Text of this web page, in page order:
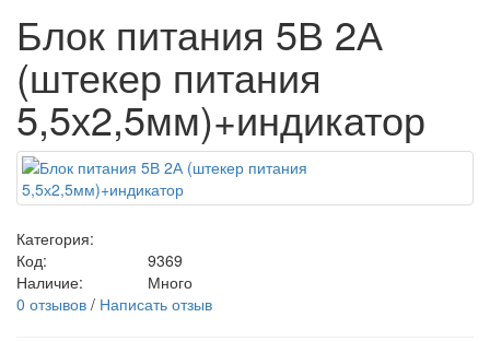
Блок питания 5В 2А
(штекер питания
5,5х2,5мм)+индикатор
Категория:
Код:
9369
Наличие:
Много
0 отзывов / Написать отзыв